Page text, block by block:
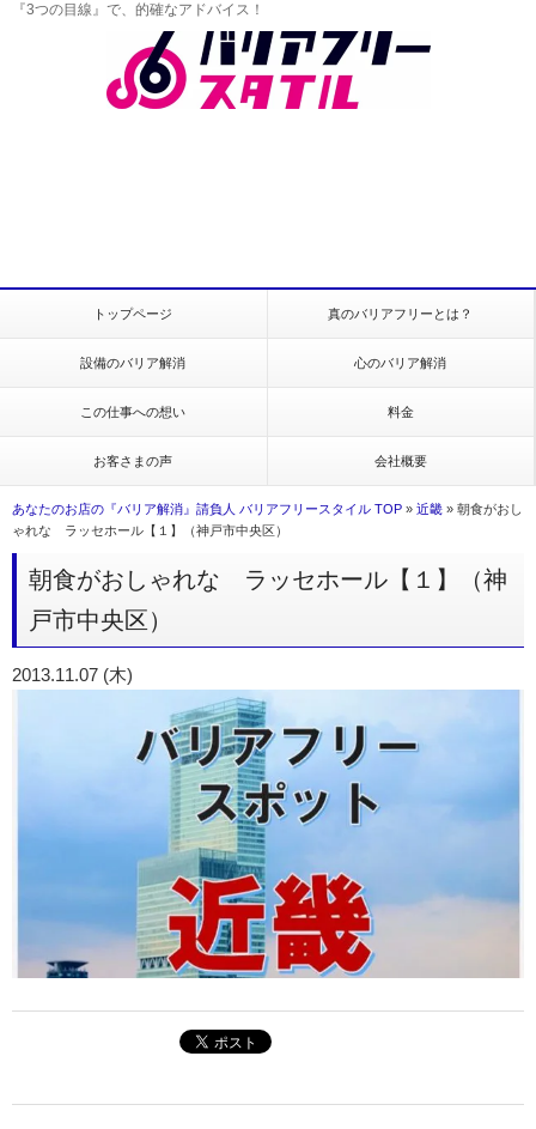
『3つの目線』で、的確なアドバイス！
トップページ 真のバリアフリーとは？
設備のバリア解消 心のバリア解消
この仕事への想い 料金
お客さまの声 会社概要
あなたのお店の『バリア解消』請負人 バリアフリースタイル TOP » 近畿 » 朝食がおし
ゃれな ラッセホール【１】（神戸市中央区）
朝食がおしゃれな ラッセホール【１】（神
戸市中央区）
2013.11.07 (木)